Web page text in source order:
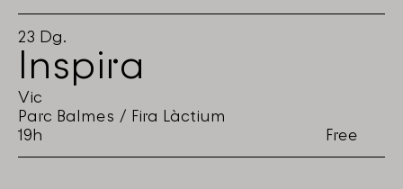
23 Dg.
Inspira
Vic
Parc Balmes / Fira Làctium
19h
Free